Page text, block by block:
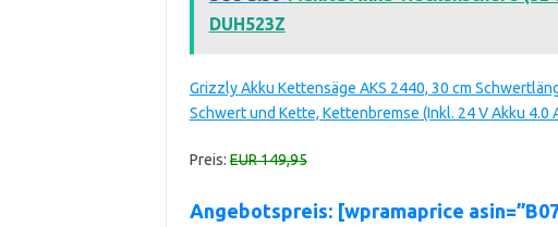
DUH523Z
Grizzly Akku Kettensäge AKS 2440, 30 cm
Schwert und Kette, Kettenbremse (Inkl. 24 V Akku 4.0
Preis:EUR 149,95
Angebotspreis: [wpramaprice